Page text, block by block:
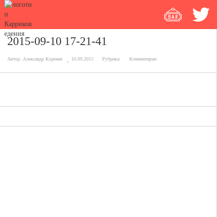
2015-09-10 17-21-41
Автор: Александр Коренев 10.09.2015 Рубрика: Комментарии